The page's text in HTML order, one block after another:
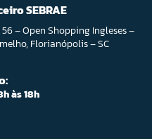
SEBRAE
– Open Shopping Ingleses –
Florianópolis – SC
às 18h